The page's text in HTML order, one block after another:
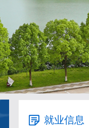
就业信息